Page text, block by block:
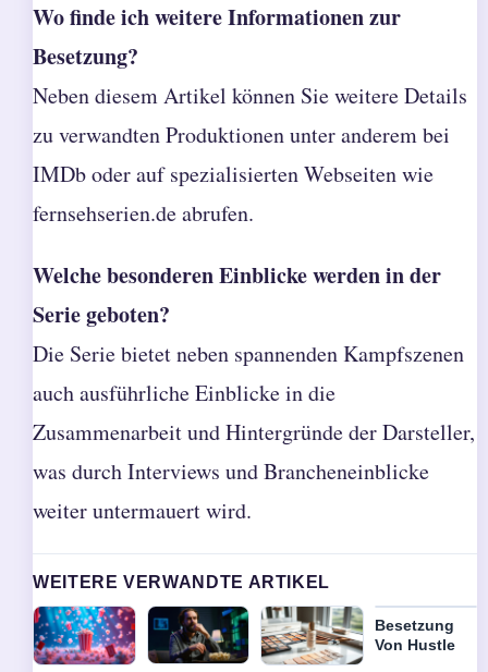
Wo finde ich weitere Informationen zur
Besetzung?
Neben diesem Artikel können Sie weitere Details
zu verwandten Produktionen unter anderem bei
IMDb oder auf spezialisierten Webseiten wie
fernsehserien.de abrufen.
Welche besonderen Einblicke werden in der
Serie geboten?
Die Serie bietet neben spannenden Kampfszenen
auch ausführliche Einblicke in die
Zusammenarbeit und Hintergründe der Darsteller,
was durch Interviews und Brancheneinblicke
weiter untermauert wird.
WEITERE VERWANDTE ARTIKEL
Besetzung
Von Hustle